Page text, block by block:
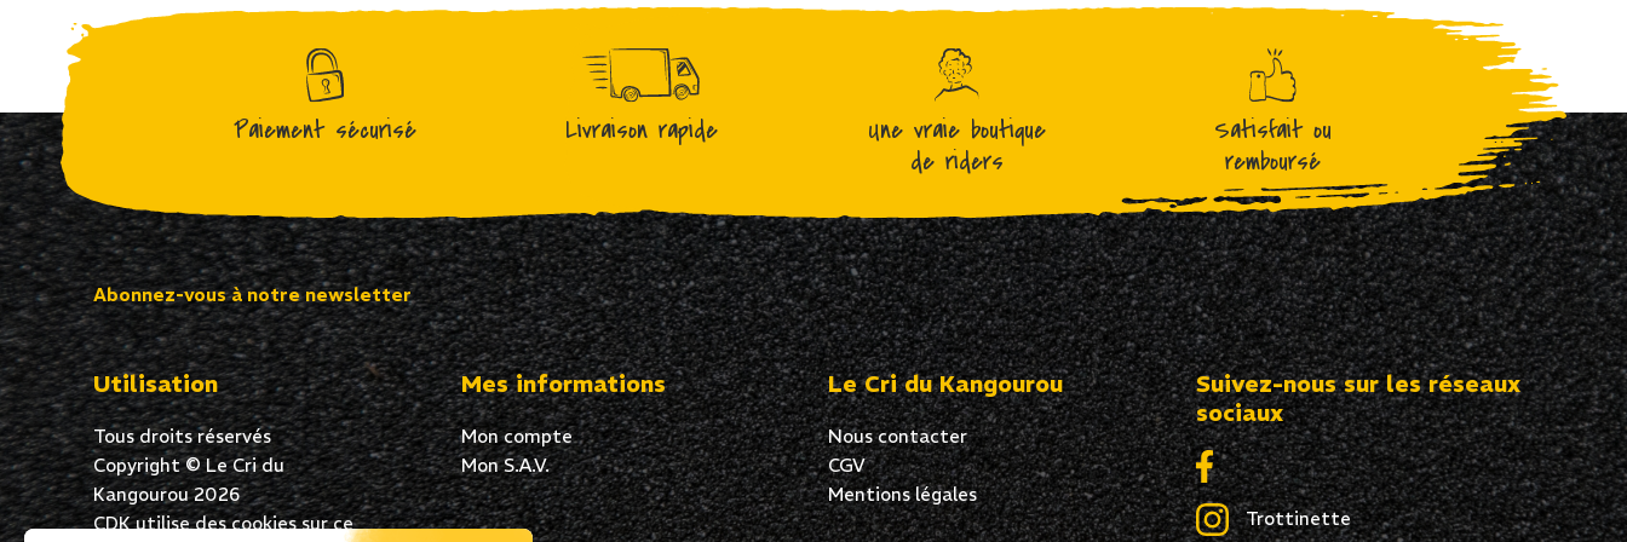
Paiement sécurisé Livraison rapide
Une vraie boutique
de riders
Satisfait ou
remboursé
Abonnez-vous à notre newsletter
Utilisation
Tous droits réservés
Copyright © Le Cri du
Kangourou 2026
CDK utilise des cookies sur ce
Mes informations
Mon compte
Mon S.A.V.
Le Cri du Kangourou
Nous contacter
CGV
Mentions légales
Suivez-nous sur les réseaux
sociaux
Trottinette